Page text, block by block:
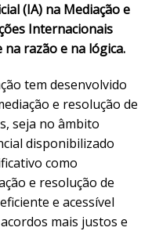
(IA) na Mediação e
Internacionais
razão e na lógica.
tem desenvolvido
e resolução de
seja no âmbito
disponibilizado
como
e resolução de
e acessível
mais justos e